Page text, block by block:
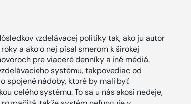
vzdelávacej politiky tak, ako ju autor
a ako o nej písal smerom k širokej
pre viaceré denníky a iné médiá.
systému, takpovediac od
spojené nádoby, ktoré by mali byť
celého systému. To sa u nás akosi nedeje,